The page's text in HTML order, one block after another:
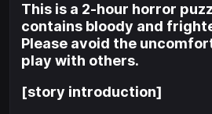
This is a 2-hour horror
contains bloody and
Please avoid the
play with others.
[story introduction]